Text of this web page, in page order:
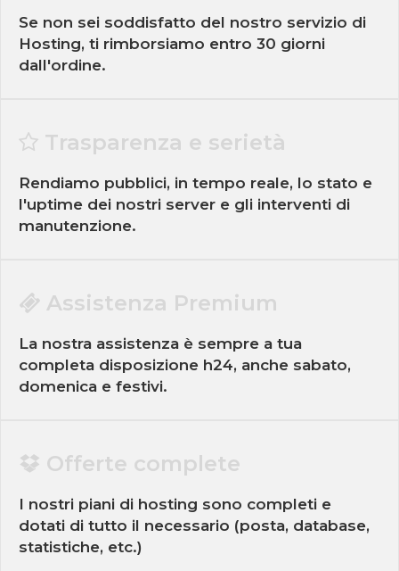
Se non sei soddisfatto del nostro servizio di
Hosting, ti rimborsiamo entro 30 giorni
dall'ordine.
Trasparenza e serietà
Rendiamo pubblici, in tempo reale, lo stato e
l'uptime dei nostri server e gli interventi di
manutenzione.
Assistenza Premium
La nostra assistenza è sempre a tua
completa disposizione h24, anche sabato,
domenica e festivi.
Offerte complete
I nostri piani di hosting sono completi e
dotati di tutto il necessario (posta, database,
statistiche, etc.)